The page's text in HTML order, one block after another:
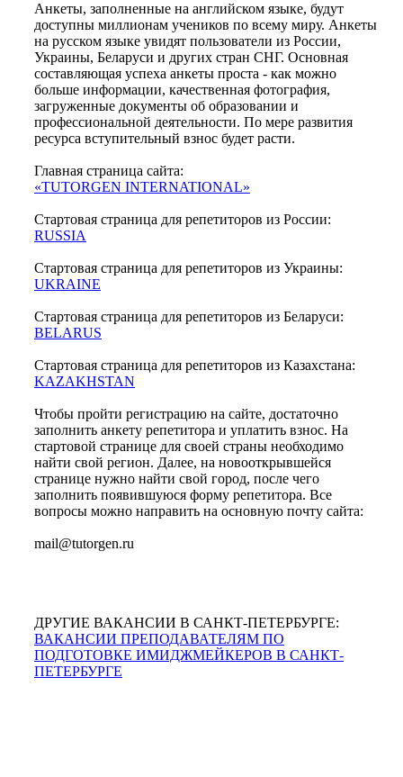
Анкеты, заполненные на английском языке, будут
доступны миллионам учеников по всему миру. Анкеты
на русском языке увидят пользователи из России,
Украины, Беларуси и других стран СНГ. Основная
составляющая успеха анкеты проста - как можно
больше информации, качественная фотография,
загруженные документы об образовании и
профессиональной деятельности. По мере развития
ресурса вступительный взнос будет расти.
Главная страница сайта:
«TUTORGEN INTERNATIONAL»
Стартовая страница для репетиторов из России:
RUSSIA
Стартовая страница для репетиторов из Украины:
UKRAINE
Стартовая страница для репетиторов из Беларуси:
BELARUS
Стартовая страница для репетиторов из Казахстана:
KAZAKHSTAN
Чтобы пройти регистрацию на сайте, достаточно
заполнить анкету репетитора и уплатить взнос. На
стартовой странице для своей страны необходимо
найти свой регион. Далее, на новооткрывшейся
странице нужно найти свой город, после чего
заполнить появившуюся форму репетитора. Все
вопросы можно направить на основную почту сайта:
mail@tutorgen.ru
ДРУГИЕ ВАКАНСИИ В САНКТ-ПЕТЕРБУРГЕ:
ВАКАНСИИ ПРЕПОДАВАТЕЛЯМ ПО
ПОДГОТОВКЕ ИМИДЖМЕЙКЕРОВ В САНКТ-
ПЕТЕРБУРГЕ